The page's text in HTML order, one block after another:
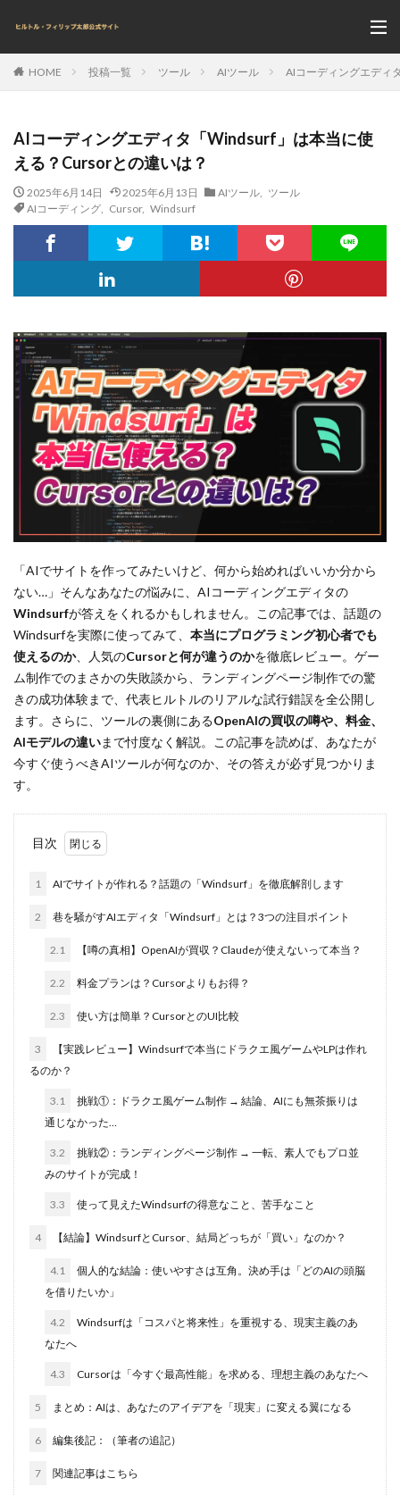
HOME 投稿一覧 ツール AIツール AIコーディングエディ
AIコーディングエディタ「Windsurf」は本当に使
える？Cursorとの違いは？
2025年6月14日 2025年6月13日 AIツール,
ツール
AIコーディング, Cursor, Windsurf
「AIでサイトを作ってみたいけど、何から始めればいいか分から
ない…」そんなあなたの悩みに、AIコーディングエディタの
Windsurfが答えをくれるかもしれません。この記事では、話題の
Windsurfを実際に使ってみて、 本当にプログラミング初心者でも
使えるのか、人気のCursorと何が違うのかを徹底レビュー。ゲー
ム制作でのまさかの失敗談から、ランディングページ制作での驚
きの成功体験まで、代表ヒルトルのリアルな試行錯誤を全公開し
ます。さらに、ツールの裏側にあるOpenAIの買収の噂や、料金、
AIモデルの違いまで忖度なく解説。この記事を読めば、あなたが
今すぐ使うべきAIツールが何なのか、その答えが必ず見つかりま
す。
目次
1 AIでサイトが作れる？話題の「Windsurf」を徹底解剖します
2 巷を騒がすAIエディタ「Windsurf」とは？3つの注目ポイント
2.1 【噂の真相】OpenAIが買収？Claudeが使えないって本当？
2.2 料金プランは？Cursorよりもお得？
2.3 使い方は簡単？CursorとのUI比較
3
【実践レビュー】Windsurfで本当にドラクエ風ゲームやLPは作れ
るのか？
3.1
挑戦①：ドラクエ風ゲーム制作 → 結論、AIにも無茶振りは
通じなかった…
3.2
挑戦②：ランディングページ制作 → 一転、素人でもプロ並
みのサイトが完成！
3.3 使って見えたWindsurfの得意なこと、苦手なこと
4 【結論】WindsurfとCursor、結局どっちが「買い」なのか？
4.1
個人的な結論：使いやすさは互角。決め手は「どのAIの頭脳
を借りたいか」
4.2
Windsurfは「コスパと将来性」を重視する、現実主義のあ
なたへ
4.3 Cursorは「今すぐ最高性能」を求める、理想主義のあなたへ
5 まとめ：AIは、あなたのアイデアを「現実」に変える翼になる
6 編集後記：（筆者の追記）
7 関連記事はこちら